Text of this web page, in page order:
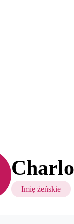
Imię żeńskie